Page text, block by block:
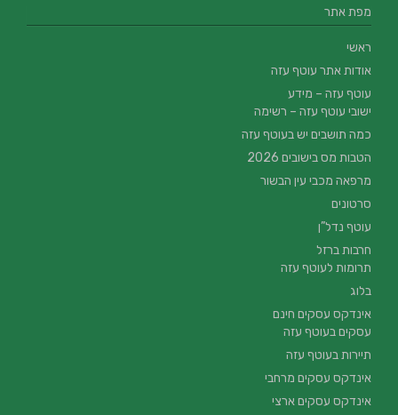
מפת אתר
ראשי
אודות אתר עוטף עזה
עוטף עזה – מידע
ישובי עוטף עזה – רשימה
כמה תושבים יש בעוטף עזה
הטבות מס בישובים 2026
מרפאה מכבי עין הבשור
סרטונים
עוטף נדל”ן
חרבות ברזל
תרומות לעוטף עזה
בלוג
אינדקס עסקים חינם
עסקים בעוטף עזה
תיירות בעוטף עזה
אינדקס עסקים מרחבי
אינדקס עסקים ארצי